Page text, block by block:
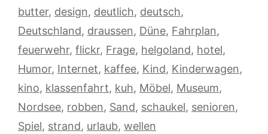
butter, design, deutlich, deutsch,
Deutschland, draussen, Düne, Fahrplan,
feuerwehr, flickr, Frage, helgoland, hotel,
Humor, Internet, kaffee, Kind, Kinderwagen,
kino, klassenfahrt, kuh, Möbel, Museum,
Nordsee, robben, Sand, schaukel, senioren,
Spiel, strand, urlaub, wellen